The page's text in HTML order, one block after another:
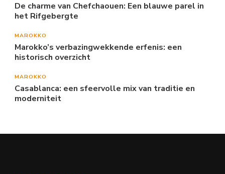
De charme van Chefchaouen: Een blauwe parel in
het Rifgebergte
MAROKKO
Marokko’s verbazingwekkende erfenis: een
historisch overzicht
MAROKKO
Casablanca: een sfeervolle mix van traditie en
moderniteit